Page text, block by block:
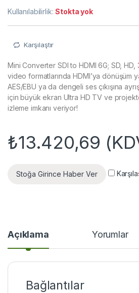
Kullanılabilirlik:Stokta yok
Karşılaştır
Mini Converter SDI to HDMI 6G; SD,
video formatlarında HDMI’ya dönüşüm
AES/EBU ya da dengeli ses çıkışına
için büyük ekran Ultra HD TV ve
izleme imkanı veriyor!
₺13.420,69
Stoğa Girince Haber Ver
Açıklama Yorumlar
Bağlantılar